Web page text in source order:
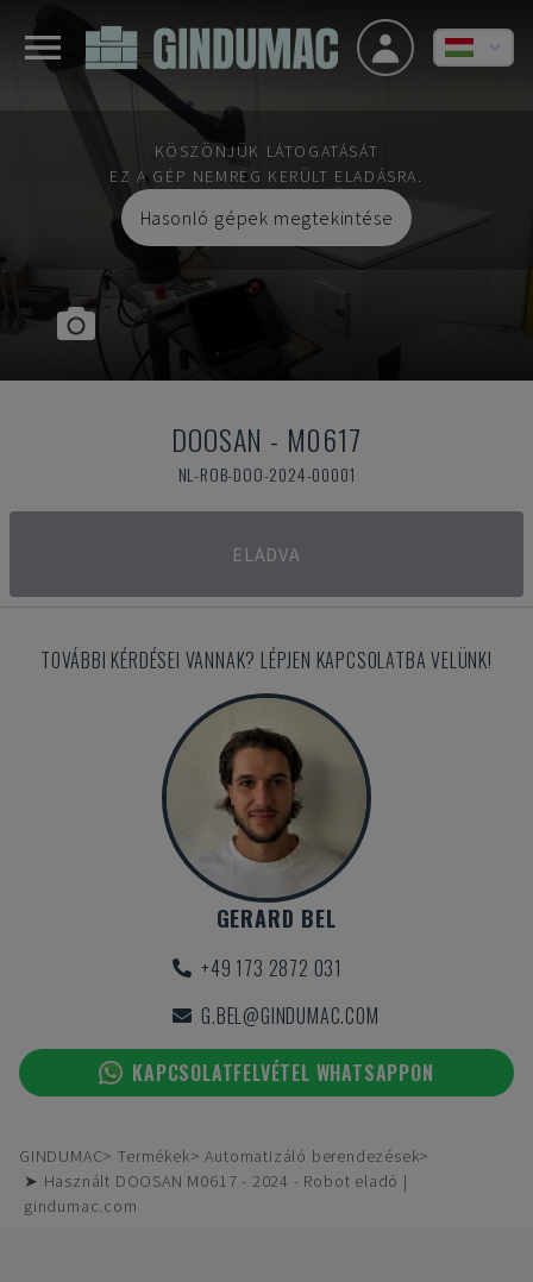
KÖSZÖNJÜK LÁTOGATÁSÁT
EZ A GÉP NEMRÉG KERÜLT ELADÁSRA.
Hasonló gépek megtekintése
DOOSAN - M0617
NL-ROB-DOO-2024-00001
ELADVA
TOVÁBBI KÉRDÉSEI VANNAK? LÉPJEN KAPCSOLATBA VELÜNK!
GERARD BEL
+49 173 2872 031
G.BEL@GINDUMAC.COM
KAPCSOLATFELVÉTEL WHATSAPPON
GINDUMAC Termékek
Automatizáló berendezések
➤ Használt DOOSAN M0617 - 2024 - Robot eladó |
gindumac.com